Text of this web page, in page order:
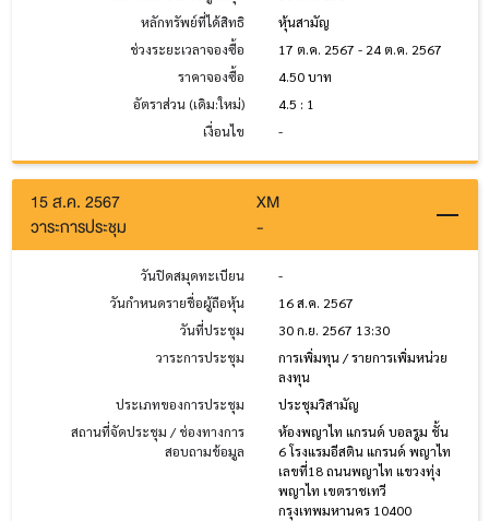
หลักทรัพย์ที่ได้สิทธิ
หุ้นสามัญ
ช่วงระยะเวลาจองซื้อ
17 ต.ค. 2567 - 24 ต.ค. 2567
ราคาจองซื้อ
4.50 บาท
อัตราส่วน (เดิม:ใหม่)
4.5 : 1
เงื่อนไข
-
15 ส.ค. 2567
XM
วาระการประชุม
-
วันปิดสมุดทะเบียน
-
วันกำหนดรายชื่อผู้ถือหุ้น
16 ส.ค. 2567
วันที่ประชุม
30 ก.ย. 2567 13:30
วาระการประชุม
การเพิ่มทุน / รายการเพิ่มหน่วย
ลงทุน
ประเภทของการประชุม
ประชุมวิสามัญ
สถานที่จัดประชุม / ช่องทางการ
สอบถามข้อมูล
ห้องพญาไท แกรนด์ บอลรูม ชั้น
6 โรงแรมอีสติน แกรนด์ พญาไท
เลขที่18 ถนนพญาไท แขวงทุ่ง
พญาไท เขตราชเทวี
กรุงเทพมหานคร 10400